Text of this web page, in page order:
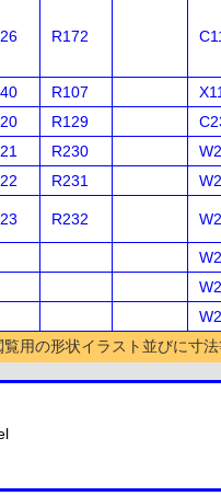
R172
R107
R129
R230
R231
R232
の形状イラスト並びに寸法